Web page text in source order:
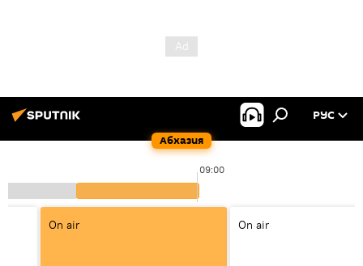
Абхазия
РУС
09:00
On air On air